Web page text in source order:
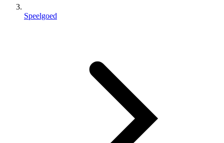
Speelgoed